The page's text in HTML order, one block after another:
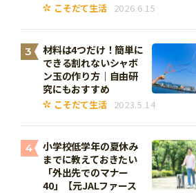
こそだて生活 2026.6.15
3
材料は4つだけ！簡単に
できる割れないシャボ
ン玉の作り方｜自由研
究にもおすすめ
こそだて生活 2023.5.14
4
小学校低学年の夏休み
までに教えておきたい
「外出先でのマナー
40」【元JALファース